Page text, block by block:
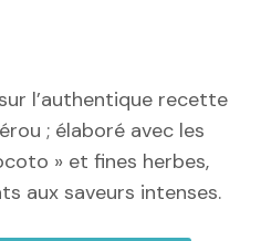
l’authentique recette
; élaboré avec les
» et fines herbes,
aux saveurs intenses.